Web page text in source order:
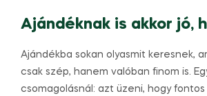
Ajándéknak is akkor jó,
Ajándékba sokan olyasmit keresnek,
csak szép, hanem valóban finom is.
csomagolásnál: azt üzeni, hogy fontos